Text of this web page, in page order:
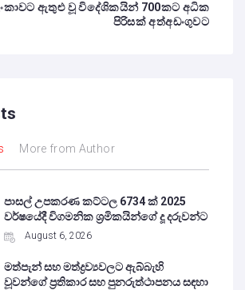
ඇතුළු වූ විදේශිකයින් 700කට අධික
පිරිසක් අත්අඩංගුවට
More from Author
පාසල් උපකරණ කට්ටල 6734 ක් 2025
වර්ෂයේදී විගමනික ශ්‍රමිකයින්ගේ දූ දරුවන්ට
August 6, 2026
මත්පැන් සහ මත්ද්‍රව්‍යවලට ඇබ්බැහි
වූවන්ගේ ප්‍රතිකාර සහ පුනරුත්ථාපනය සඳහා